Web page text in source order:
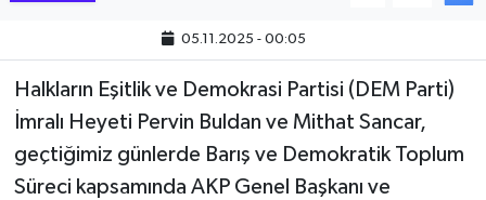
05.11.2025 - 00:05
Halkların Eşitlik ve Demokrasi Partisi (DEM Parti)
İmralı Heyeti Pervin Buldan ve Mithat Sancar,
geçtiğimiz günlerde Barış ve Demokratik Toplum
Süreci kapsamında AKP Genel Başkanı ve
POLİTİKA
REKLAM
SAĞLIK